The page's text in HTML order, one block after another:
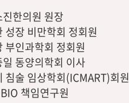
진한의원 원장
성장 비만학회 정회원
부인과학회 정회원
일 동양의학회 이사
침술 임상학회(ICMART)회원
책임연구원